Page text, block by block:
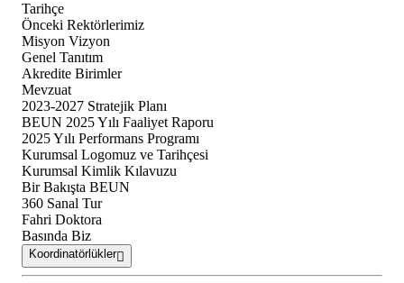
Tarihçe
Önceki Rektörlerimiz
Misyon Vizyon
Genel Tanıtım
Akredite Birimler
Mevzuat
2023-2027 Stratejik Planı
BEUN 2025 Yılı Faaliyet Raporu
2025 Yılı Performans Programı
Kurumsal Logomuz ve Tarihçesi
Kurumsal Kimlik Kılavuzu
Bir Bakışta BEUN
360 Sanal Tur
Fahri Doktora
Basında Biz
Koordinatörlükler